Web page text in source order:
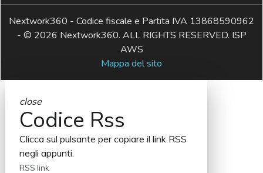
Nextwork360 - Codice fiscale e Partita IVA 13868590962
- © 2026 Nextwork360. ALL RIGHTS RESERVED. ISP
AWS
Mappa del sito
close
Codice Rss
Clicca sul pulsante per copiare il link RSS
negli appunti.
RSS link